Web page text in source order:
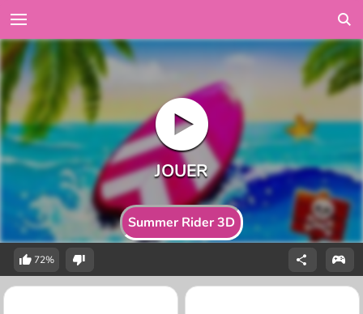
Summer Rider 3D
72%